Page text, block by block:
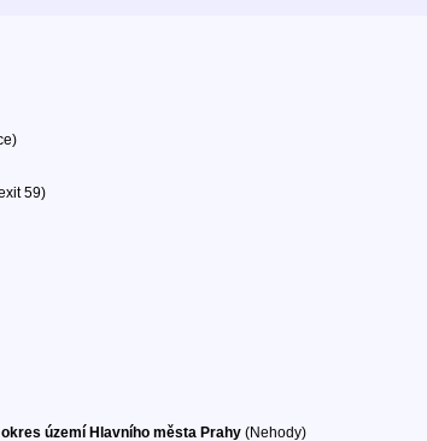
59)
území Hlavního města Prahy(Nehody)